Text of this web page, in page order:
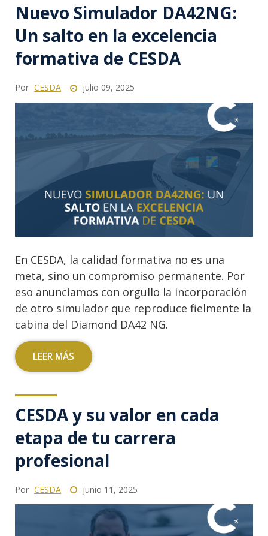
Nuevo Simulador DA42NG:
Un salto en la excelencia
formativa de CESDA
Por CESDA julio 09, 2025
En CESDA, la calidad formativa no es una
meta, sino un compromiso permanente. Por
eso anunciamos con orgullo la incorporación
de otro simulador que reproduce fielmente la
cabina del Diamond DA42 NG.
LEER MÁS
CESDA y su valor en cada
etapa de tu carrera
profesional
Por CESDA junio 11, 2025